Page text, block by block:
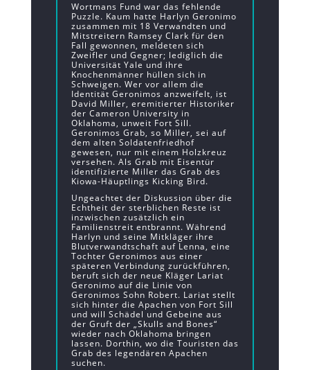
Wortmans Fund war das fehlende
Puzzle. Kaum hatte Harlyn Geronimo
zusammen mit 18 Verwandten und
Mitstreitern Ramsey Clark für den
Fall gewonnen, meldeten sich
Zweifler und Gegner; lediglich die
Universität Yale und ihre
Knochenmänner hüllen sich in
Schweigen. Wer vor allem die
Identität Geronimos anzweifelt, ist
David Miller, eremitierter Historiker
der Cameron University in
Oklahoma, unweit Fort Sill.
Geronimos Grab, so Miller, sei auf
dem alten Soldatenfriedhof
gewesen, nur mit einem Holzkreuz
versehen. Als Grab mit Eisentür
identifizierte Miller das Grab des
Kiowa-Häuptlings Kicking Bird.
Ungeachtet der Diskussion über die
Echtheit der sterblichen Reste ist
inzwischen zusätzlich ein
Familienstreit entbrannt. Während
Harlyn und seine Mitkläger ihre
Blutverwandtschaft auf Lenna, eine
Tochter Geronimos aus einer
späteren Verbindung zurückführen,
beruft sich der neue Kläger Lariat
Geronimo auf die Linie von
Geronimos Sohn Robert. Lariat stellt
sich hinter die Apachen von Fort Sill
und will Schädel und Gebeine aus
der Gruft der „Skulls and Bones“
wieder nach Oklahoma bringen
lassen. Dorthin, wo die Touristen das
Grab des legendären Apachen
suchen.